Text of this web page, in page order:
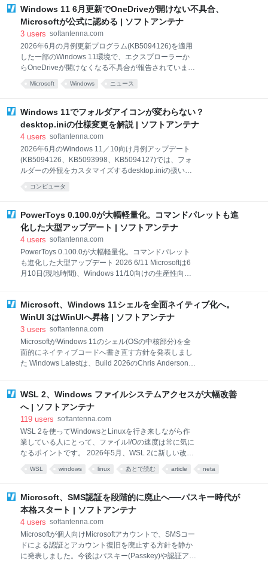
テーマへと発展していました。 議論の発端は、
「Windows 11の初期設定（OOBE）でローカルアカウ
ントを選べるように戻してほしい」というシンプルな
どの回避策が多数寄せられましたが、投稿者は「回避
策が欲しいのではなく、公式に選択肢を戻してほし
い」と繰り返し主張。多くのユーザーもこれに共感
し、Windows 10時代のように、ローカルアカウント
Windows 11 6月更新でOneDriveが開けない不具合、
Microsoftが公式に認める | ソフトアンテナ
3 users softantenna.com
2026年6月の月例更新プログラム(KB5094126)を適用
した一部のWindows 11環境で、エクスプローラーか
らOneDriveが開けなくなる不具合が報告されていま
内容は更新プログラム適用後、エクスプローラー左側
のナビゲーションペインにあるOneDriveアイコンをク
リックしても反応せず、内容が表示されないというも
ンです。 Windows 11 version 24H2 Windows 11
version 25H2 その他のバージョンへの影響は調査中で
す。 原因はOS側の不具合で、Microsoftの開発部門が
修正に向けて対応中です。現時点では正式な修正パッ
Microsoft Windows ニュース
Windows 11でフォルダアイコンが変わらない？
desktop.iniの仕様変更を解説 | ソフトアンテナ
4 users softantenna.com
2026年6月のWindows 11／10向け月例アップデート
(KB5094126、KB5093998、KB5094127)では、フォ
ルダーの外観をカスタマイズするdesktop.iniの扱いが
した環境では、一部のカスタムフォルダー名やアイコ
は不具合ではなく、Microsoftが意図的に導入したセキ
ュリティ強化策です。 何が変わったのか 今回の変更に
関しては公式サポートドキュメント「Custom folder
installing the June 2026 Windows security update」で
詳しく説明されています。 Windowsはこれまで、
desktop.iniに書
コンピュータ
PowerToys 0.100.0が大幅軽量化。コマンドパレットも進
化した大型アップデート | ソフトアンテナ
4 users softantenna.com
PowerToys 0.100.0が大幅軽量化。コマンドパレット
も進化した大型アップデート 2026 6/11 Microsoftは6
月10日(現地時間)、Windows 11/10向けの生産性向上
具合修正にとどまらず、アプリ全体の軽量化・高速
化、UI 改善、新機能追加を含む大きな内容になってい
ます。 PowerToys 0.100 introduces the brand-new
Shortcut Guide, a major Command Palette update
with the new Extension Gallery and multi-monitor
Dock support, and a wave of improvements to Power
Microsoft、Windows 11シェルを全面ネイティブ化へ。
WinUI 3はWinUIへ昇格 | ソフトアンテナ
3 users softantenna.com
MicrosoftがWindows 11のシェル(OSの中核部分)を全
面的にネイティブコードへ書き直す方針を発表しまし
た Windows Latestは、Build 2026のChris Anderson氏
いることを確認した」と伝えています。 これまでの
Windows 11は、React NativeやWebView、Electronと
いった「ウェブ技術のラッパー」に依存したUIが多
く、動作の重さやメモリ消費の増大が長年の不満点で
した。 2026年のBuildカンファレンスでMicrosoftはつ
いに方向転換を宣言し、「Webアプリのスロップ
ています。 なぜ今、ネイティブ回帰なのか Windows
WSL 2、Windows ファイルシステムアクセスが大幅改善
へ | ソフトアンテナ
119 users softantenna.com
WSL 2を使ってWindowsとLinuxを行き来しながら作
業している人にとって、ファイルI/Oの速度は常に気に
なるポイントです。 2026年5月、WSL 2に新しい改善
が入り、virtiofsを使ったクロスOSのファイルアクセス
がさらに高速になりました。 Hayden Barnes氏のブロ
access」によると、これまで残っていた最後の大きな
ボトルネックが解消され、Windows側のファイルを扱
うワークロードがよりスムーズに動作するようになる
てきたのか WSLのファイルアクセスは時代に合わせて
進化しています。 初期のWSL 1の頃は、Linuxプロセ
スがWindowsカーネル上で直接動く仕組みだったた
WSL windows linux あとで読む article neta
Microsoft、SMS認証を段階的に廃止へ──パスキー時代が
本格スタート | ソフトアンテナ
4 users softantenna.com
Microsoftが個人向けMicrosoftアカウントで、SMSコー
ドによる認証とアカウント復旧を廃止する方針を静か
に発表しました。今後はパスキー(Passkey)や認証アプ